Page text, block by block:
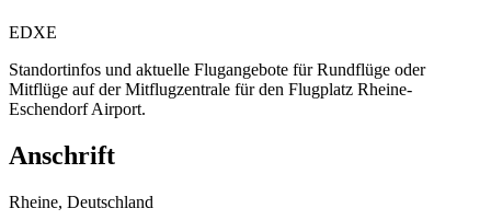
EDXE
Standortinfos und aktuelle Flugangebote für Rundflüge oder
Mitflüge auf der Mitflugzentrale für den Flugplatz Rheine-
Eschendorf Airport.
Anschrift
Rheine, Deutschland